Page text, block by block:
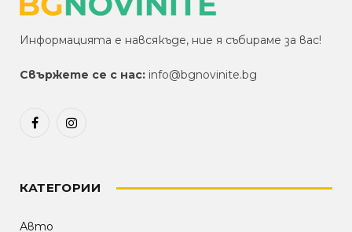
Информацията е навсякъде, ние я събираме за вас!
Свържете се с нас: info@bgnovinite.bg
FacebookInstagram
КАТЕГОРИИ
Авто